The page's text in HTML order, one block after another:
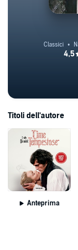
Titoli dell'autore
Anteprima